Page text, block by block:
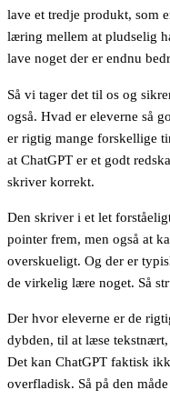
lave et tredje produkt, som
læring mellem at pludselig
lave noget der er endnu
Så vi tager det til os og
også. Hvad er eleverne så
er rigtig mange forskellige
at ChatGPT er et godt
skriver korrekt.
Den skriver i et let
pointer frem, men også at
overskueligt. Og der er
de virkelig lære noget. Så
Der hvor eleverne er de
dybden, til at læse
Det kan ChatGPT faktisk
overfladisk. Så på den